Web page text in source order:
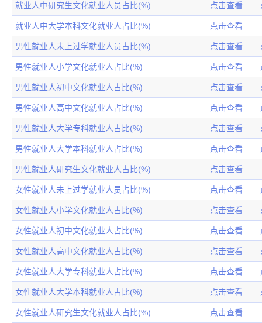
就业人中研究生文化就业人员占比(%) 点击查看
就业人中大学本科文化就业人占比(%) 点击查看
男性就业人未上过学就业人员占比(%) 点击查看
男性就业人小学文化就业人占比(%) 点击查看
男性就业人初中文化就业人占比(%) 点击查看
男性就业人高中文化就业人占比(%) 点击查看
男性就业人大学专科就业人占比(%) 点击查看
男性就业人大学本科就业人占比(%) 点击查看
男性就业人研究生文化就业人占比(%) 点击查看
女性就业人未上过学就业人员占比(%) 点击查看
女性就业人小学文化就业人占比(%) 点击查看
女性就业人初中文化就业人占比(%) 点击查看
女性就业人高中文化就业人占比(%) 点击查看
女性就业人大学专科就业人占比(%) 点击查看
女性就业人大学本科就业人占比(%) 点击查看
女性就业人研究生文化就业人占比(%) 点击查看